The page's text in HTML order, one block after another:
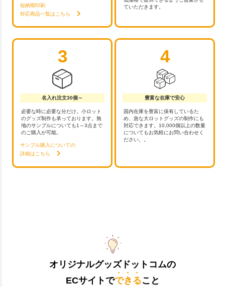
短納期印刷
対応商品一覧はこちら
ていただきます。
3
名入れ注文30個～
必要な時に必要な分だけ。小ロット
のグッズ制作も承っております。無
地のサンプルについても1～3点まで
のご購入が可能。
サンプル購入についての
詳細はこちら
4
豊富な在庫で安心
国内在庫を豊富に保有しているた
め、急な大ロットグッズの制作にも
対応できます。10,000個以上の数量
についてもお気軽にお問い合わせく
ださい。。
オリジナルグッズドットコムの
ECサイトでできること